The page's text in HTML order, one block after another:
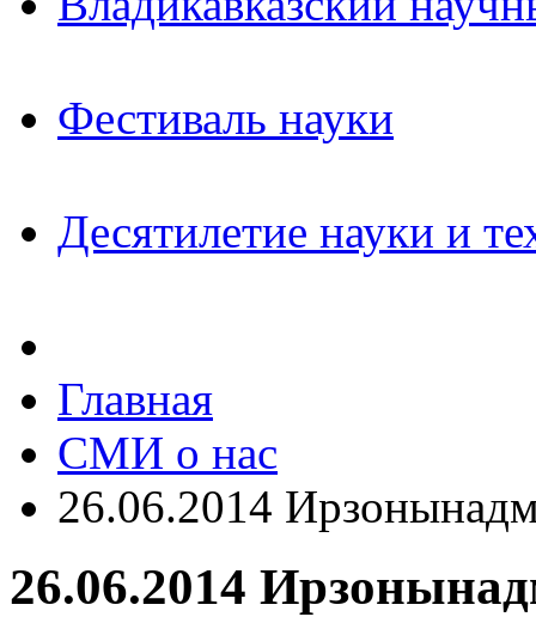
Фестиваль науки
Десятилетие науки и
Главная
СМИ о нас
26.06.2014
26.06.2014